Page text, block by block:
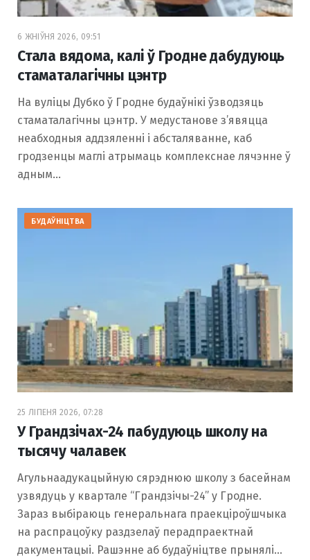
6 ЖНІЎНЯ 2026, 09:51
Стала вядома, калі ў Гродне дабудуюць
стаматалагічны цэнтр
На вуліцы Дубко ў Гродне будаўнікі ўзводзяць
стаматалагічны цэнтр. У медустанове з’явяцца
неабходныя аддзяленні і абсталяванне, каб
гродзенцы маглі атрымаць комплекснае лячэнне ў
адным…
БУДАЎНІЦТВА
25 ЛІПЕНЯ 2026, 07:28
У Грандзічах-24 пабудуюць школу на
тысячу чалавек
Агульнаадукацыйную сярэднюю школу з басейнам
узвядуць у квартале “Грандзічы-24” у Гродне.
Зараз выбіраюць генеральнага праекціроўшчыка
на распрацоўку раздзелаў перадпраектнай
дакументацыі. Рашэнне аб будаўніцтве прынялі…